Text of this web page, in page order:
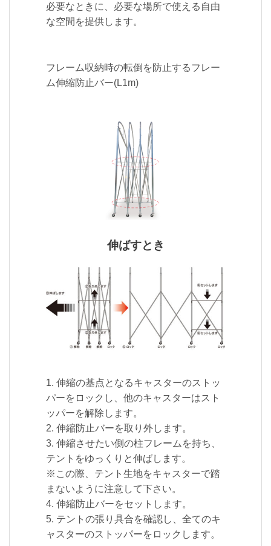
必要なときに、必要な場所で使える自由
な空間を提供します。
フレーム収納時の転倒を防止するフレー
ム伸縮防止バー(L1m)
伸ばすとき
1. 伸縮の基点となるキャスターのストッ
パーをロックし、他のキャスターはスト
ッパーを解除します。
2. 伸縮防止バーを取り外します。
3. 伸縮させたい側の柱フレームを持ち、
テントをゆっくりと伸ばします。
※この際、テント生地をキャスターで踏
まないように注意して下さい。
4. 伸縮防止バーをセットします。
5. テントの張り具合を確認し、全てのキ
ャスターのストッパーをロックします。